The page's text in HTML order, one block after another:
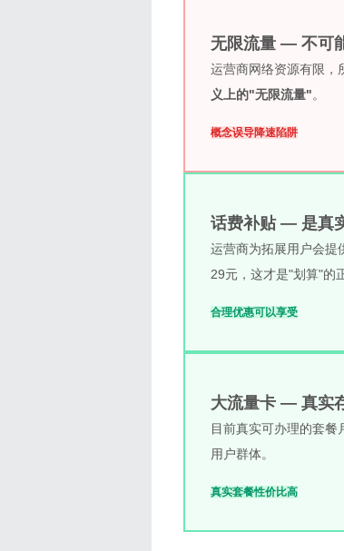
无限流量 — 不可
运营商网络资源有限，
义上的"无限流量"。
概念误导降速陷阱
话费补贴 — 是真
运营商为拓展用户会提
29元，这才是"划算"的
合理优惠可以享受
大流量卡 — 真实
目前真实可办理的套餐
用户群体。
真实套餐性价比高